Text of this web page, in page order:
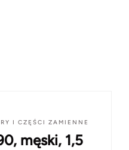
I CZĘŚCI ZAMIENNE
męski, 1,5